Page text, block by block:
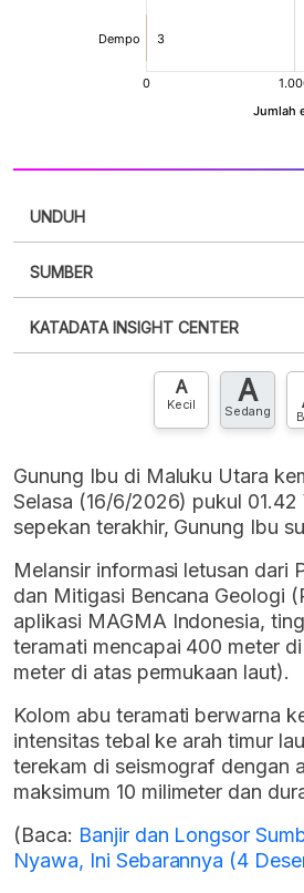
UNDUH
XLS
SUMBER
punya akun?Silakan Daftar
KATADATA INSIGHT CENTER
Hubungi sekarang »
A
Kecil A
Sedang
Gunung Ibu di Maluku Utara
Selasa (16/6/2026) pukul 01.42
sepekan terakhir, Gunung Ibu
Melansir informasi letusan dari
dan Mitigasi Bencana Geologi
aplikasi MAGMA Indonesia,
teramati mencapai 400 meter
meter di atas permukaan laut).
Kolom abu teramati berwarna
intensitas tebal ke arah timur
terekam di seismograf dengan
maksimum 10 milimeter dan
(Baca: Banjir dan Longsor
Nyawa, Ini Sebarannya (4